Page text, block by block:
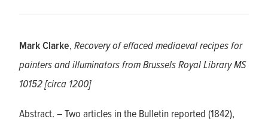
Mark Clarke, Recovery of effaced mediaeval recipes for
painters and illuminators from Brussels Royal Library MS
10152 [circa 1200]
Abstract. – Two articles in the Bulletin reported (1842),